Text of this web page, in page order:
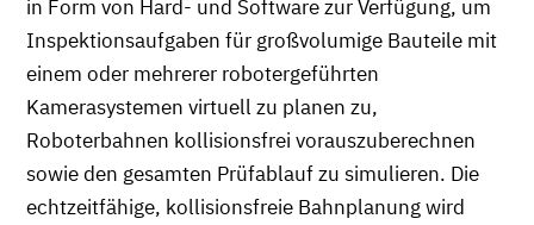
in Form von Hard- und Software zur Verfügung, um
Inspektionsaufgaben für großvolumige Bauteile mit
einem oder mehrerer robotergeführten
Kamerasystemen virtuell zu planen zu,
Roboterbahnen kollisionsfrei vorauszuberechnen
sowie den gesamten Prüfablauf zu simulieren. Die
echtzeitfähige, kollisionsfreie Bahnplanung wird